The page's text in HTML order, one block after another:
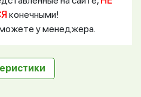
конечными!
у менеджера.